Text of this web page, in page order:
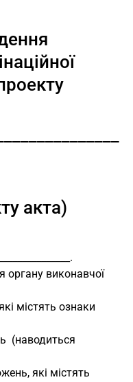
акта)
які містять